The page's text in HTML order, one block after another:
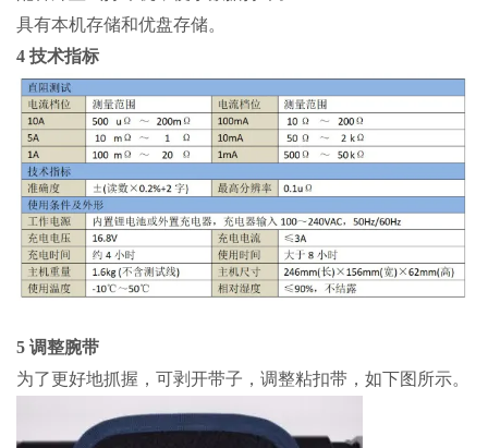
具有本机存储和优盘存储。
4 技术指标
5 调整腕带
为了更好地抓握，可剥开带子，调整粘扣带，如下图所示。